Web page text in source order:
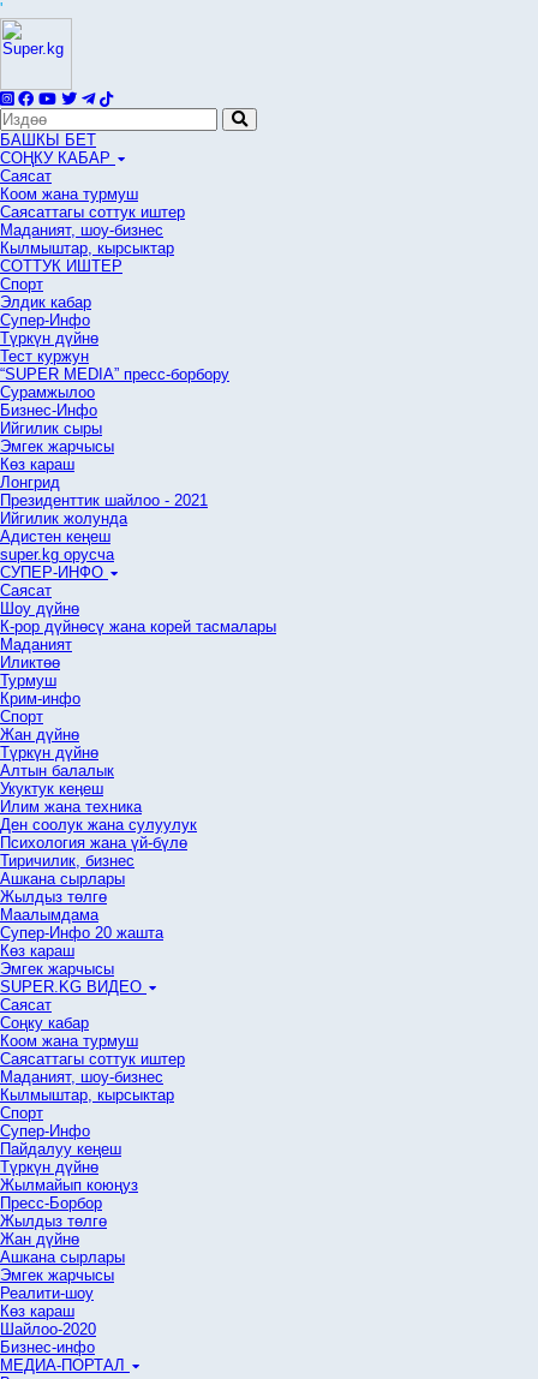
'
БАШКЫ БЕТ
СОҢКУ КАБАР
Саясат
Коом жана турмуш
Саясаттагы соттук иштер
Маданият, шоу-бизнес
Кылмыштар, кырсыктар
СОТТУК ИШТЕР
Спорт
Элдик кабар
Супер-Инфо
Түркүн дүйнө
Тест куржун
“SUPER MEDIA” пресс-борбору
Сурамжылоо
Бизнес-Инфо
Ийгилик сыры
Эмгек жарчысы
Көз караш
Лонгрид
Президенттик шайлоо - 2021
Ийгилик жолунда
Адистен кеңеш
super.kg орусча
СУПЕР-ИНФО
Саясат
Шоу дүйнө
К-рор дүйнөсү жана корей тасмалары
Маданият
Иликтөө
Турмуш
Крим-инфо
Спорт
Жан дүйнө
Түркүн дүйнө
Алтын балалык
Укуктук кеӊеш
Илим жана техника
Ден соолук жана сулуулук
Психология жана үй-бүлө
Тиричилик, бизнес
Ашкана сырлары
Жылдыз төлгө
Маалымдама
Супер-Инфо 20 жашта
Көз караш
Эмгек жарчысы
SUPER.KG ВИДЕО
Саясат
Cоңку кабар
Коом жана турмуш
Саясаттагы соттук иштер
Маданият, шоу-бизнес
Кылмыштар, кырсыктар
Спорт
Супер-Инфо
Пайдалуу кеңеш
Түркүн дүйнө
Жылмайып коюңуз
Пресс-Борбор
Жылдыз төлгө
Жан дүйнө
Ашкана сырлары
Эмгек жарчысы
Реалити-шоу
Көз караш
Шайлоо-2020
Бизнес-инфо
МЕДИА-ПОРТАЛ